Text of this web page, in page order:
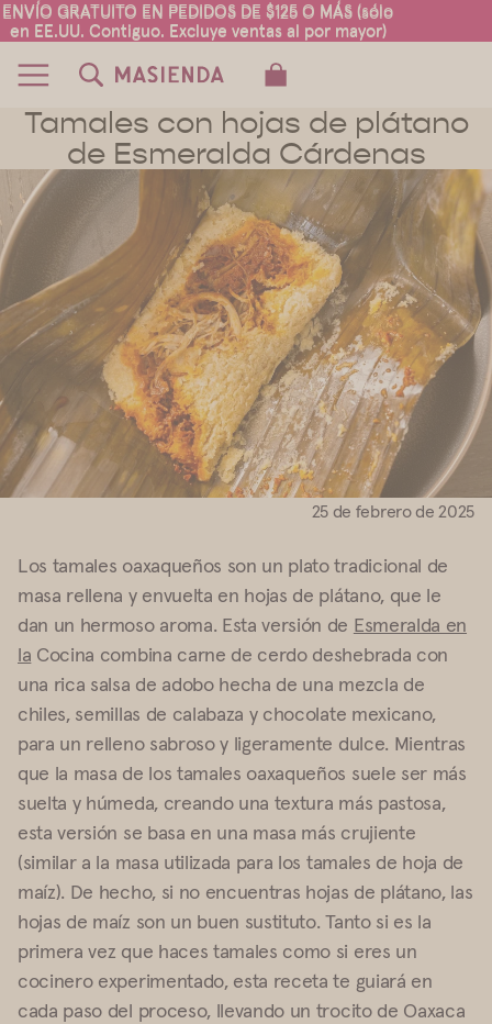
ENVÍO GRATUITO EN PEDIDOS DE $125 O MÁS (sólo
en EE.UU. Contiguo. Excluye ventas al por mayor)
ENVÍO GRATUITO EN PEDIDOS DE $125 O MÁS (sólo
en EE.UU. Contiguo. Excluye ventas al por mayor)
Tamales con hojas de plátano
de Esmeralda Cárdenas
25 de febrero de 2025
Los tamales oaxaqueños son un plato tradicional de
masa rellena y envuelta en hojas de plátano, que le
dan un hermoso aroma. Esta versión de Esmeralda en
la Cocina combina carne de cerdo deshebrada con
una rica salsa de adobo hecha de una mezcla de
chiles, semillas de calabaza y chocolate mexicano,
para un relleno sabroso y ligeramente dulce. Mientras
que la masa de los tamales oaxaqueños suele ser más
suelta y húmeda, creando una textura más pastosa,
esta versión se basa en una masa más crujiente
(similar a la masa utilizada para los tamales de hoja de
maíz). De hecho, si no encuentras hojas de plátano, las
hojas de maíz son un buen sustituto. Tanto si es la
primera vez que haces tamales como si eres un
cocinero experimentado, esta receta te guiará en
cada paso del proceso, llevando un trocito de Oaxaca